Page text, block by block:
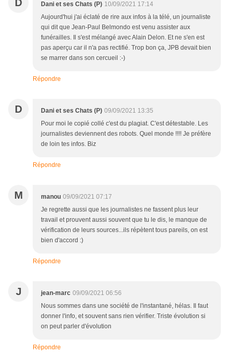
D Dani et ses Chats (P) 10/09/2021 17:14
Aujourd'hui j'ai éclaté de rire aux infos à la télé, un journaliste
qui dit que Jean-Paul Belmondo est venu assister aux
funérailles. Il s'est mélangé avec Alain Delon. Et ne s'en est
pas aperçu car il n'a pas rectifié. Trop bon ça, JPB devait bien
se marrer dans son cercueil :-)
Répondre
D Dani et ses Chats (P) 09/09/2021 13:35
Pour moi le copié collé c'est du plagiat. C'est détestable. Les
journalistes deviennent des robots. Quel monde !!!! Je préfère
de loin tes infos. Biz
Répondre
M manou 09/09/2021 07:17
Je regrette aussi que les journalistes ne fassent plus leur
travail et prouvent aussi souvent que tu le dis, le manque de
vérification de leurs sources...ils répètent tous pareils, on est
bien d'accord :)
Répondre
J jean-marc 09/09/2021 06:56
Nous sommes dans une société de l'instantané, hélas. Il faut
donner l'info, et souvent sans rien vérifier. Triste évolution si
on peut parler d'évolution
Répondre